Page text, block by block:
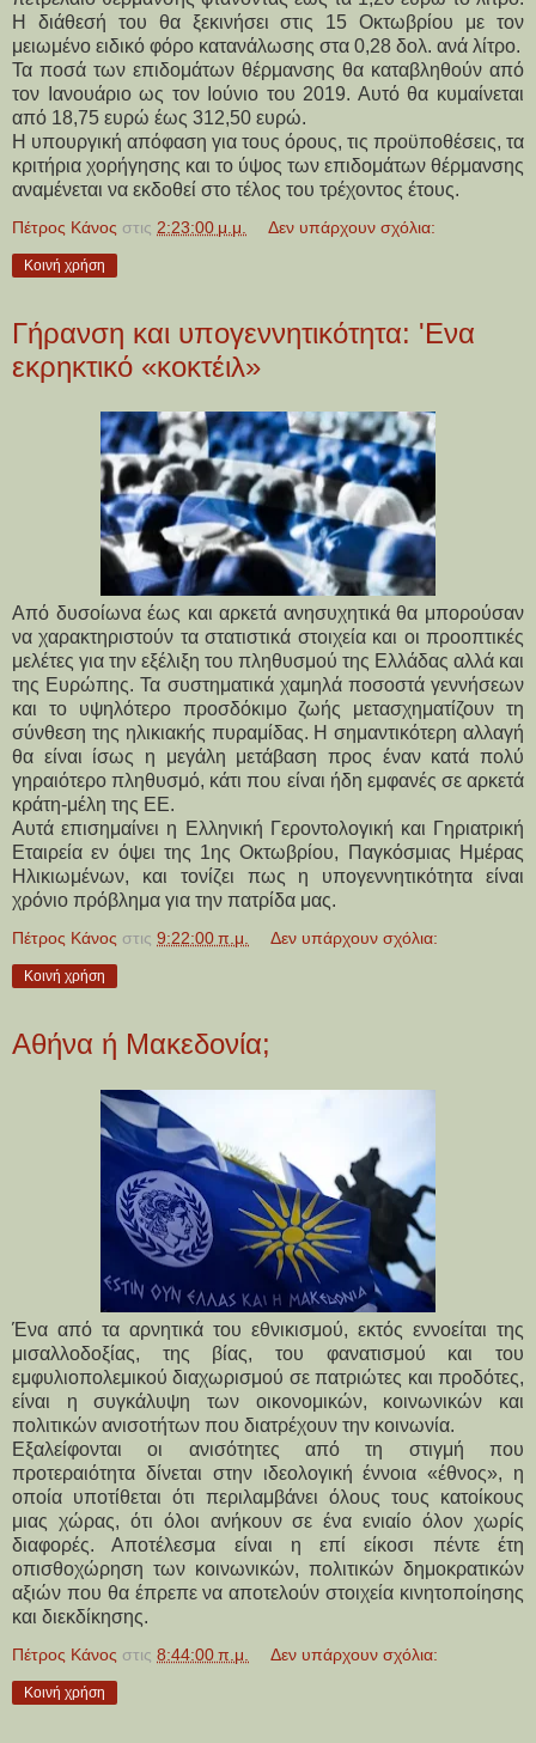
Η διάθεσή του θα ξεκινήσει στις 15 Οκτωβρίου με τον
μειωμένο ειδικό φόρο κατανάλωσης στα 0,28 δολ. ανά λίτρο.
Τα ποσά των επιδομάτων θέρμανσης θα καταβληθούν από
τον Ιανουάριο ως τον Ιούνιο του 2019. Αυτό θα κυμαίνεται
από 18,75 ευρώ έως 312,50 ευρώ.
Η υπουργική απόφαση για τους όρους, τις προϋποθέσεις, τα
κριτήρια χορήγησης και το ύψος των επιδομάτων θέρμανσης
αναμένεται να εκδοθεί στο τέλος του τρέχοντος έτους.
Πέτρος Κάνος στις 2:23:00 μ.μ. Δεν υπάρχουν σχόλια:
Κοινή χρήση
Γήρανση και υπογεννητικότητα: 'Ενα
εκρηκτικό «κοκτέιλ»
Από δυσοίωνα έως και αρκετά ανησυχητικά θα μπορούσαν
να χαρακτηριστούν τα στατιστικά στοιχεία και οι προοπτικές
μελέτες για την εξέλιξη του πληθυσμού της Ελλάδας αλλά και
της Ευρώπης. Τα συστηματικά χαμηλά ποσοστά γεννήσεων
και το υψηλότερο προσδόκιμο ζωής μετασχηματίζουν τη
σύνθεση της ηλικιακής πυραμίδας. Η σημαντικότερη αλλαγή
θα είναι ίσως η μεγάλη μετάβαση προς έναν κατά πολύ
γηραιότερο πληθυσμό, κάτι που είναι ήδη εμφανές σε αρκετά
κράτη-μέλη της ΕΕ.
Αυτά επισημαίνει η Ελληνική Γεροντολογική και Γηριατρική
Εταιρεία εν όψει της 1ης Οκτωβρίου, Παγκόσμιας Ημέρας
Ηλικιωμένων, και τονίζει πως η υπογεννητικότητα είναι
χρόνιο πρόβλημα για την πατρίδα μας.
Πέτρος Κάνος στις 9:22:00 π.μ. Δεν υπάρχουν σχόλια:
Κοινή χρήση
Αθήνα ή Μακεδονία;
Ένα από τα αρνητικά του εθνικισμού, εκτός εννοείται της
μισαλλοδοξίας, της βίας, του φανατισμού και του
εμφυλιοπολεμικού διαχωρισμού σε πατριώτες και προδότες,
είναι η συγκάλυψη των οικονομικών, κοινωνικών και
πολιτικών ανισοτήτων που διατρέχουν την κοινωνία.
Εξαλείφονται οι ανισότητες από τη στιγμή που
προτεραιότητα δίνεται στην ιδεολογική έννοια «έθνος», η
οποία υποτίθεται ότι περιλαμβάνει όλους τους κατοίκους
μιας χώρας, ότι όλοι ανήκουν σε ένα ενιαίο όλον χωρίς
διαφορές. Αποτέλεσμα είναι η επί είκοσι πέντε έτη
οπισθοχώρηση των κοινωνικών, πολιτικών δημοκρατικών
αξιών που θα έπρεπε να αποτελούν στοιχεία κινητοποίησης
και διεκδίκησης.
Πέτρος Κάνος στις 8:44:00 π.μ. Δεν υπάρχουν σχόλια:
Κοινή χρήση